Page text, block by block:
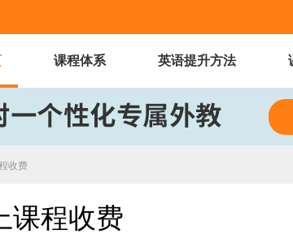
课程体系 英语提升方法
收费
课程收费